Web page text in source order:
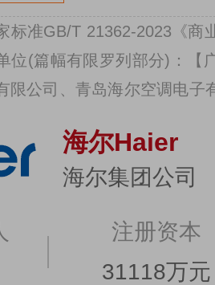
标准GB/T 21362-2023《商
位(篇幅有限罗列部分)：【
限公司、青岛海尔空调电子
克兹节能设备有限公司、
公司、南京天加环境科技
企业等各项空气能企业名单
分、企业在行业内的排名
海尔Haier
海尔集团公司
注册资本
31118万元